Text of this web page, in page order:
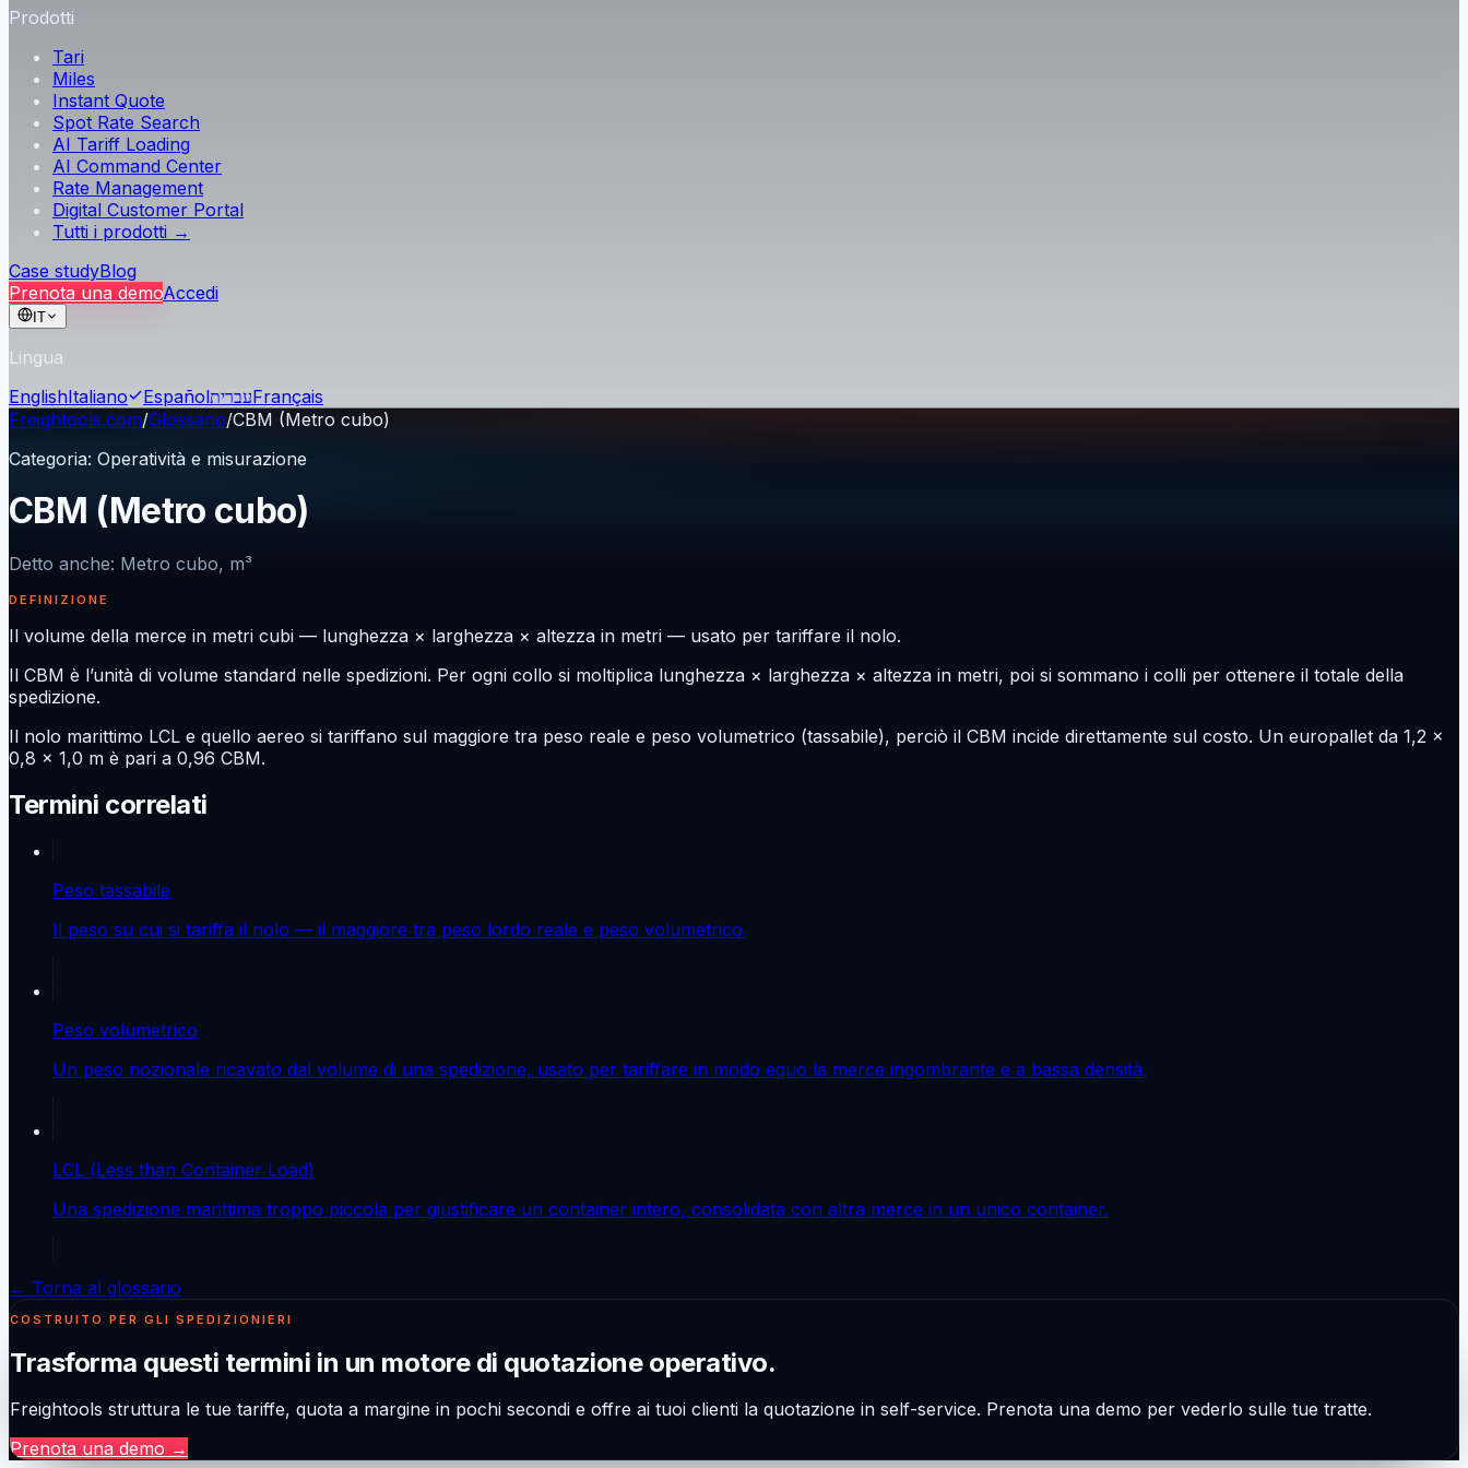
Prodotti
Tari
Miles
Instant Quote
Spot Rate Search
AI Tariff Loading
AI Command Center
Rate Management
Digital Customer Portal
Tutti i prodotti →
Case studyBlog
Prenota una demoAccedi
IT
Lingua
EnglishItaliano EspañolעבריתFrançais
Freightools.com/Glossario/CBM (Metro cubo)
Categoria: Operatività e misurazione
CBM (Metro cubo)
Detto anche: Metro cubo, m³
DEFINIZIONE
Il volume della merce in metri cubi — lunghezza × larghezza × altezza in metri — usato per tariffare il nolo.
Il CBM è l’unità di volume standard nelle spedizioni. Per ogni collo si moltiplica lunghezza × larghezza × altezza in metri, poi si sommano i colli per ottenere il totale della
spedizione.
Il nolo marittimo LCL e quello aereo si tariffano sul maggiore tra peso reale e peso volumetrico (tassabile), perciò il CBM incide direttamente sul costo. Un europallet da 1,2 ×
0,8 × 1,0 m è pari a 0,96 CBM.
Termini correlati
Peso tassabile
Il peso su cui si tariffa il nolo — il maggiore tra peso lordo reale e peso volumetrico.
Peso volumetrico
Un peso nozionale ricavato dal volume di una spedizione, usato per tariffare in modo equo la merce ingombrante e a bassa densità.
LCL (Less than Container Load)
Una spedizione marittima troppo piccola per giustificare un container intero, consolidata con altra merce in un unico container.
← Torna al glossario
COSTRUITO PER GLI SPEDIZIONIERI
Trasforma questi termini in un motore di quotazione operativo.
Freightools struttura le tue tariffe, quota a margine in pochi secondi e offre ai tuoi clienti la quotazione in self-service. Prenota una demo per vederlo sulle tue tratte.
Prenota una demo →